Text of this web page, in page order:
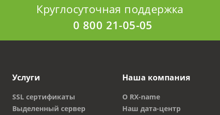
Круглосуточная поддержка
0 800 21-05-05
Услуги
SSL сертификаты
Выделенный сервер
Наша компания
О RX-name
Наш дата-центр